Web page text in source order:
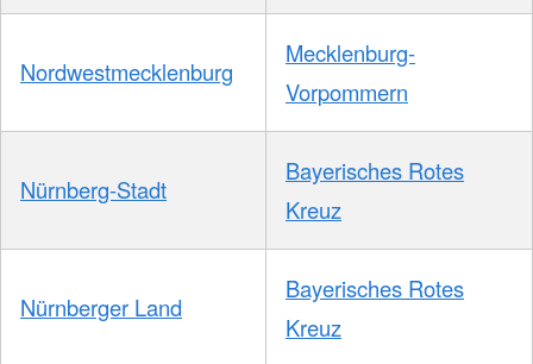
Nordwestmecklenburg
Mecklenburg-
Vorpommern
Nürnberg-Stadt
Bayerisches Rotes
Kreuz
Nürnberger Land
Bayerisches Rotes
Kreuz